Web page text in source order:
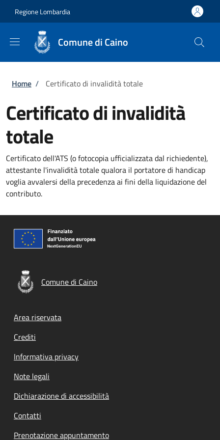
Regione Lombardia
Comune di Caino
Briciole di pane
Home / Certificato di invalidità totale
Certificato di invalidità
totale
Certificato dell'ATS (o fotocopia ufficializzata dal richiedente),
attestante l'invalidità totale qualora il portatore di handicap
voglia avvalersi della precedenza ai fini della liquidazione del
contributo.
Comune di Caino
Footer menu
Area riservata
Crediti
Informativa privacy
Note legali
Dichiarazione di accessibilità
Contatti
Prenotazione appuntamento